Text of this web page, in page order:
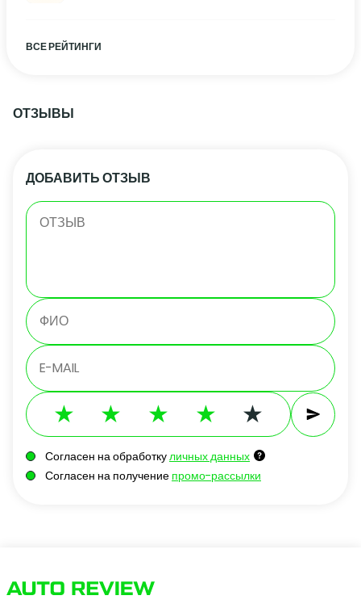
ВСЕ РЕЙТИНГИ
ОТЗЫВЫ
ДОБАВИТЬ ОТЗЫВ
Согласен на обработкуличных данных
Согласен на получение промо-рассылки